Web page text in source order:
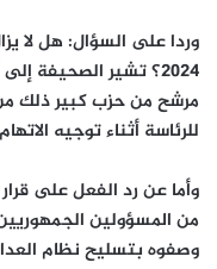
وردا على السؤال: هل لا
2024؟ تشير الصحيفة
مرشح من حزب كبير ذلك
للرئاسة أثناء توجيه
وأما عن رد الفعل على
من المسؤولين
وصفوه بتسليح نظام